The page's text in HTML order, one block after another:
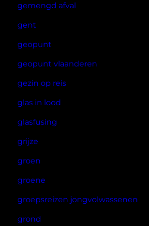
gemengd afval
gent
geopunt
geopunt vlaanderen
gezin op reis
glas in lood
glasfusing
grijze
groen
groene
groepsreizen jongvolwassenen
grond